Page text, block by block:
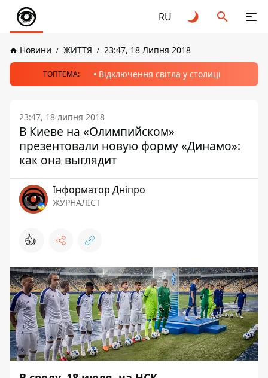
RU
Новини ЖИТТЯ 23:47, 18 Липня 2018
ТОПТЕМА: Відключення світла у столиці
23:47, 18 липня 2018
В Киеве на «Олимпийском»
презентовали новую форму «Динамо»:
как она выглядит
Інформатор Дніпро
ЖУРНАЛІСТ
👍